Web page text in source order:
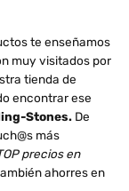
te enseñamos
muy visitados por
tienda de
encontrar ese
Stones. De
más
precios en
ahorres en